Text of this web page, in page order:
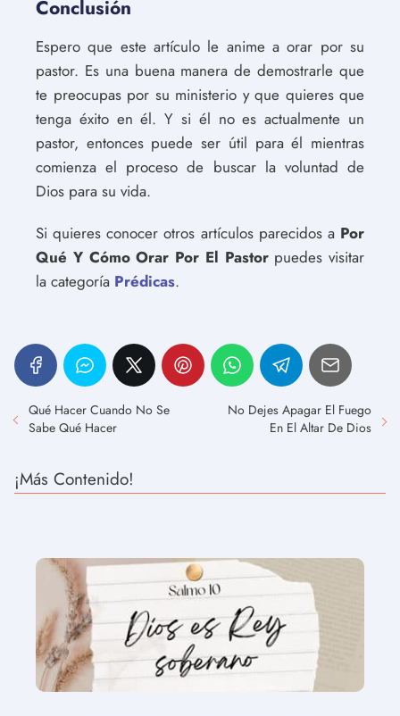
Conclusión
Espero que este artículo le anime a orar por su
pastor. Es una buena manera de demostrarle que
te preocupas por su ministerio y que quieres que
tenga éxito en él. Y si él no es actualmente un
pastor, entonces puede ser útil para él mientras
comienza el proceso de buscar la voluntad de
Dios para su vida.
Si quieres conocer otros artículos parecidos a Por
Qué Y Cómo Orar Por El Pastorpuedes visitar
la categoría Prédicas.
Qué Hacer Cuando No Se
Sabe Qué Hacer
No Dejes Apagar El Fuego
En El Altar De Dios
¡Más Contenido!